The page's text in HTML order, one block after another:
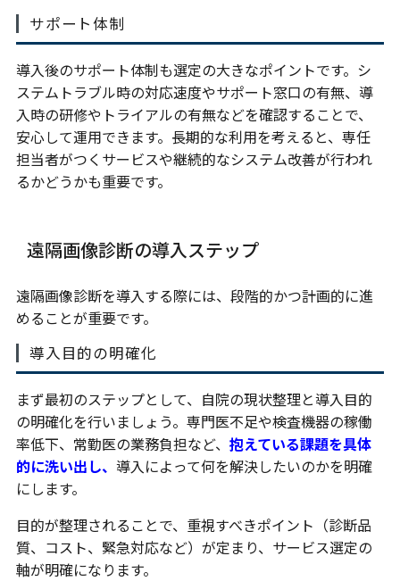
サポート体制
導入後のサポート体制も選定の大きなポイントです。シ
ステムトラブル時の対応速度やサポート窓口の有無、導
入時の研修やトライアルの有無などを確認することで、
安心して運用できます。長期的な利用を考えると、専任
担当者がつくサービスや継続的なシステム改善が行われ
るかどうかも重要です。
遠隔画像診断の導入ステップ
遠隔画像診断を導入する際には、段階的かつ計画的に進
めることが重要です。
導入目的の明確化
まず最初のステップとして、自院の現状整理と導入目的
の明確化を行いましょう。専門医不足や検査機器の稼働
率低下、常勤医の業務負担など、 抱えている課題を具体
的に洗い出し、 導入によって何を解決したいのかを明確
にします。
目的が整理されることで、重視すべきポイント（診断品
質、コスト、緊急対応など）が定まり、サービス選定の
軸が明確になります。